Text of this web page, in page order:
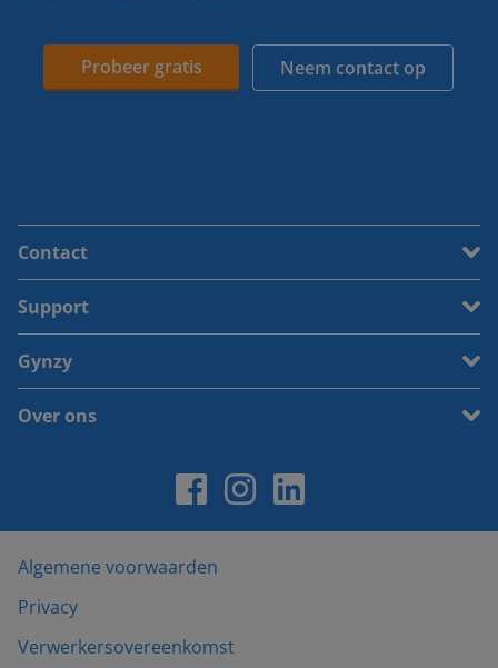
Probeer gratis Neem contact op
Contact
Support
Gynzy
Over ons
Algemene voorwaarden
Privacy
Verwerkersovereenkomst